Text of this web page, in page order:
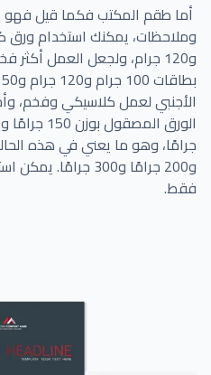
أما طقم المكتب فكما قيل
و120 جرام، ولجعل العمل
الأجنبي لعمل كلاسيكي وفخم،
فقط.